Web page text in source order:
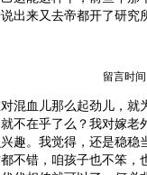
出来又去帝都开了研究
留言时间
混血儿那么起劲儿，就
不在乎了么？我对嫁老
趣。我觉得，还是稳稳
不错，咱孩子也不笨，